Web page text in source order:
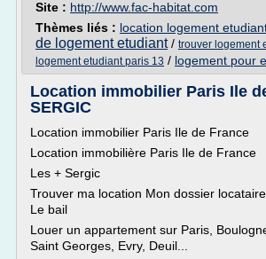
Site : http://www.fac-habitat.com
Thèmes liés : location logement
de logement etudiant/ trouver logement
logement etudiant paris 13 / logement pour
Location immobilier Paris Ile
SERGIC
Location immobilier Paris Ile de France
Location immobilière Paris Ile de France
Les + Sergic
Trouver ma location Mon dossier
Le bail
Louer un appartement sur Paris,
Saint Georges, Evry, Deuil...